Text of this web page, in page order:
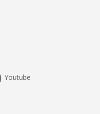
Youtube